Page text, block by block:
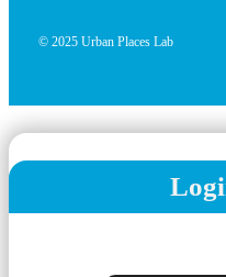
© 2025 Urban Places Lab